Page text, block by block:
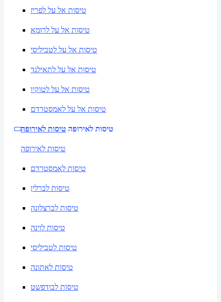
טיסות אל על לפריז
טיסות אל על לרומא
טיסות אל על לטביליסי
טיסות אל על לתאילנד
טיסות אל על לטוקיו
טיסות אל על לאמסטרדם
טיסות לאירופה טיסות לאירופה
טיסות לאירופה
טיסות לאמסטרדם
טיסות לברלין
טיסות לברצלונה
טיסות לוינה
טיסות לטביליסי
טיסות לאתונה
טיסות לבודפשט